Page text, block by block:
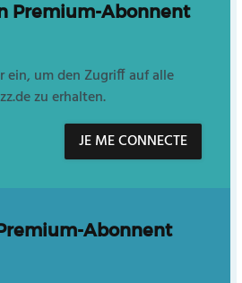
Premium-Abonnent
ein, um den Zugriff auf alle
zu erhalten.
JE ME CONNECTE
Abonnent